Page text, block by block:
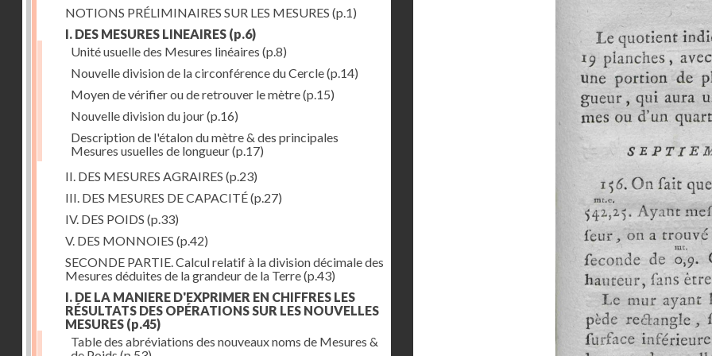
NOTIONS PRÉLIMINAIRES SUR LES MESURES (p.1)
I. DES MESURES LINEAIRES (p.6)
Unité usuelle des Mesures linéaires (p.8)
Nouvelle division de la circonférence du Cercle(p.14)
Moyen de vérifier ou de retrouver le mètre(p.15)
Nouvelle division du jour(p.16)
Description de l'étalon du mètre & des principales
Mesures usuelles de longueur(p.17)
II. DES MESURES AGRAIRES (p.23)
III. DES MESURES DE CAPACITÉ(p.27)
IV. DES POIDS (p.33)
V. DES MONNOIES (p.42)
SECONDE PARTIE. Calcul relatif à la division décimale des
Mesures déduites de la grandeur de la Terre(p.43)
I. DE LA MANIERE D'EXPRIMER EN CHIFFRES LES
RÉSULTATS DES OPÉRATIONS SUR LES NOUVELLES
MESURES (p.45)
Table des abréviations des nouveaux noms de Mesures &